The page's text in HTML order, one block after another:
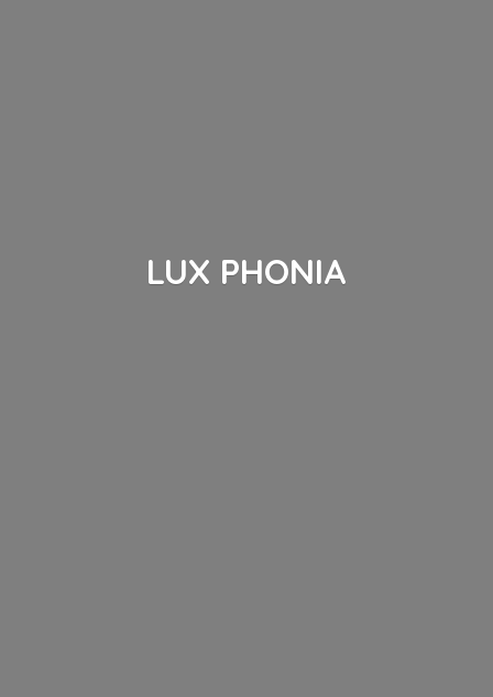
LUX PHONIA